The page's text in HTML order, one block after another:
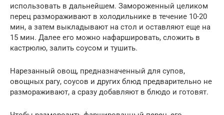
использовать в дальнейшем. Замороженный целиком
перец размораживают в холодильнике в течение 10-20
мин, а затем выкладывают на стол и оставляют еще на
15 мин. Далее его можно нафаршировать, сложить в
кастрюлю, залить соусом и тушить.
Нарезанный овощ, предназначенный для супов,
овощных рагу, соусов и других блюд предварительно не
размораживают, а сразу добавляют в блюдо и готовят.